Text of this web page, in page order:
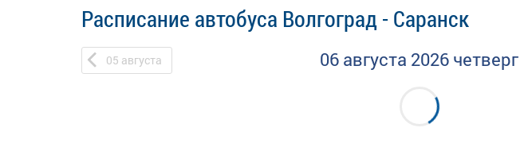
Расписание автобуса Волгоград - Саранск
05 августа 06 августа 2026 четверг